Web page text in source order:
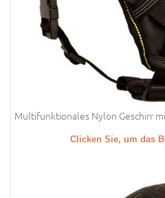
Multifunktionales Nylon Geschirr
Clicken Sie, um das